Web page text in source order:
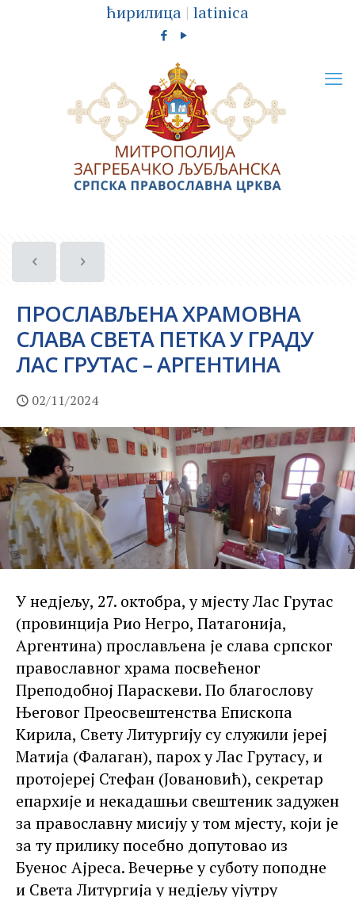
ћирилица | latinica
ПРОСЛАВЉЕНА ХРАМОВНА
СЛАВА СВЕТА ПЕТКА У ГРАДУ
ЛАС ГРУТАС – АРГЕНТИНА
02/11/2024
У недјељу, 27. октобра, у мјесту Лас Грутас
(провинција Рио Негро, Патагонија,
Аргентина) прослављена је слава српског
православног храма посвећеног
Преподобној Параскеви. По благослову
Његовог Преосвештенства Епископа
Кирила, Свету Литургију су служили јереј
Матија (Фалаган), парох у Лас Грутасу, и
протојереј Стефан (Јовановић), секретар
епархије и некадашњи свештеник задужен
за православну мисију у том мјесту, који је
за ту прилику посебно допутовао из
Буенос Ајреса. Вечерње у суботу поподне
и Света Литургија у недјељу ујутру